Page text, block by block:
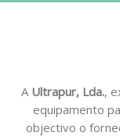
A Ultrapur, Lda.,
equipamento
objectivo o